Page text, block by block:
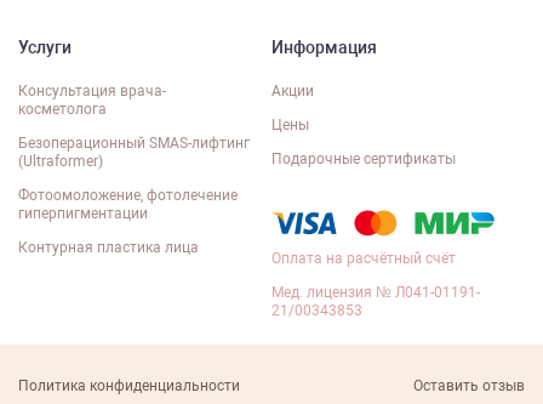
Услуги
Консультация врача-
косметолога
Безоперационный SMAS-лифтинг
(Ultraformer)
Фотоомоложение, фотолечение
гиперпигментации
Контурная пластика лица
Информация
Акции
Цены
Подарочные сертификаты
Оплата на расчётный счёт
Мед. лицензия № Л041-01191-
21/00343853
Политика конфиденциальности
Оставить отзыв